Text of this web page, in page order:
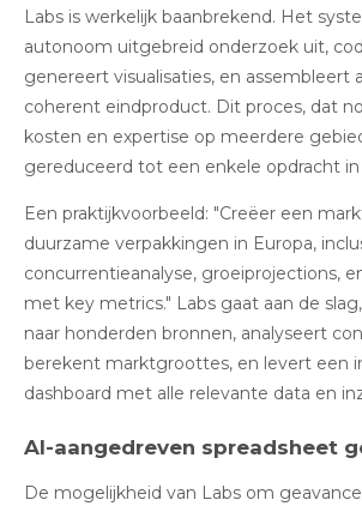
Labs is werkelijk baanbrekend. Het
autonoom uitgebreid onderzoek uit,
genereert visualisaties, en assembleert
coherent eindproduct. Dit proces, dat
kosten en expertise op meerdere
gereduceerd tot een enkele opdracht in
Een praktijkvoorbeeld: "Creëer een
duurzame verpakkingen in Europa,
concurrentieanalyse, groeiprojections,
met key metrics." Labs gaat aan de
naar honderden bronnen, analyseert
berekent marktgroottes, en levert een
dashboard met alle relevante data en
AI-aangedreven spreadsheet
De mogelijkheid van Labs om